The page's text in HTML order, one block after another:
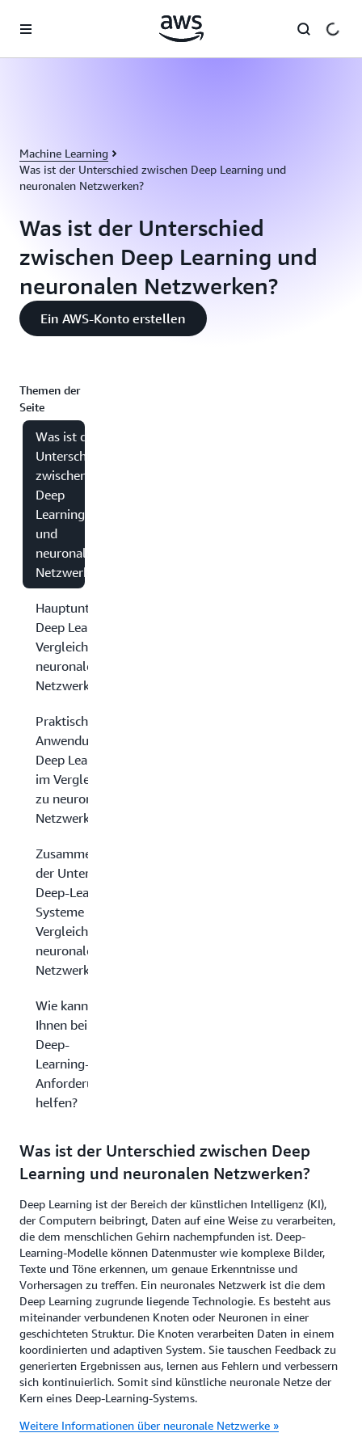
Überspringen zum Hauptinhalt
Machine Learning
Was ist der Unterschied zwischen Deep Learning und
neuronalen Netzwerken?
Was ist der Unterschied
zwischen Deep Learning und
neuronalen Netzwerken?
Ein AWS-Konto erstellen
Themen der
Seite
Was ist der
Unterschied
zwischen
Deep
Learning
und
neuronalen
Netzwerken?
Hauptunterschiede:
Deep Learning im
Vergleich zu
neuronalen
Netzwerken
Praktische
Anwendungen:
Deep Learning
im Vergleich
zu neuronalen
Netzwerken
Zusammenfassung
der Unterschiede:
Deep-Learning-
Systeme im
Vergleich zu
neuronalen
Netzwerken
Wie kann AWS
Ihnen bei Ihren
Deep-
Learning-
Anforderungen
helfen?
Was ist der Unterschied zwischen Deep
Learning und neuronalen Netzwerken?
Deep Learning ist der Bereich der künstlichen Intelligenz (KI),
der Computern beibringt, Daten auf eine Weise zu verarbeiten,
die dem menschlichen Gehirn nachempfunden ist. Deep-
Learning-Modelle können Datenmuster wie komplexe Bilder,
Texte und Töne erkennen, um genaue Erkenntnisse und
Vorhersagen zu treffen. Ein neuronales Netzwerk ist die dem
Deep Learning zugrunde liegende Technologie. Es besteht aus
miteinander verbundenen Knoten oder Neuronen in einer
geschichteten Struktur. Die Knoten verarbeiten Daten in einem
koordinierten und adaptiven System. Sie tauschen Feedback zu
generierten Ergebnissen aus, lernen aus Fehlern und verbessern
sich kontinuierlich. Somit sind künstliche neuronale Netze der
Kern eines Deep-Learning-Systems.
Weitere Informationen über neuronale Netzwerke »